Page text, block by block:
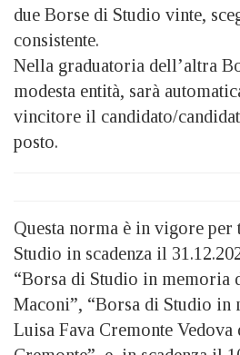
due Borse di Studio vinte,
consistente.
Nella graduatoria dell’altra
modesta entità, sarà
vincitore il candidato/
posto.
Questa norma è in vigore per
Studio in scadenza il
“Borsa di Studio in memoria
Maconi”, “Borsa di Studio in
Luisa Fava Cremonte Vedova